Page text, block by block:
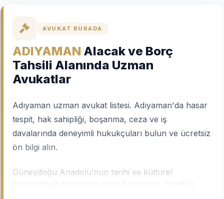
AVUKAT BURADA
ADIYAMAN Alacak ve Borç
Tahsili Alanında Uzman
Avukatlar
Adıyaman uzman avukat listesi. Adıyaman'da hasar
tespit, hak sahipliği, boşanma, ceza ve iş
davalarında deneyimli hukukçuları bulun ve ücretsiz
ön bilgi alın.
Güneydoğu Anadolu’nun tarihi ve kültürel